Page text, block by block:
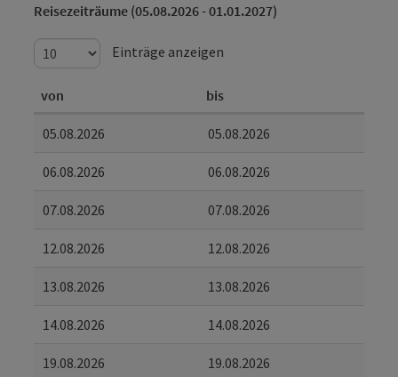
Reisezeiträume (05.08.2026 - 01.01.2027)
Einträge anzeigen
von bis
05.08.2026 05.08.2026
06.08.2026 06.08.2026
07.08.2026 07.08.2026
12.08.2026 12.08.2026
13.08.2026 13.08.2026
14.08.2026 14.08.2026
19.08.2026 19.08.2026